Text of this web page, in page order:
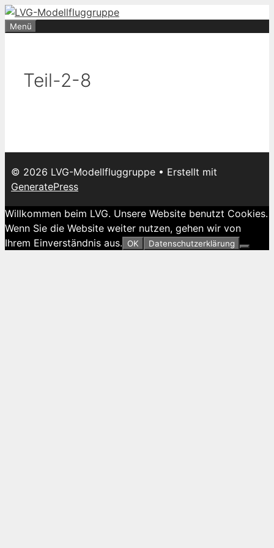
Zum
Inhalt
Menü
Teil-2-8
© 2026 LVG-Modellfluggruppe • Erstellt mit
GeneratePress
Willkommen beim LVG. Unsere Website benutzt Cookies.
Wenn Sie die Website weiter nutzen, gehen wir von
Ihrem Einverständnis aus. OK Datenschutzerklärung